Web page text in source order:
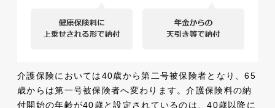
介護保険においては40歳から第二号被保険者となり、65
歳からは第一号被保険者へ変わります。介護保険料の納
付開始の年齢が40歳と設定されているのは、40歳以降に